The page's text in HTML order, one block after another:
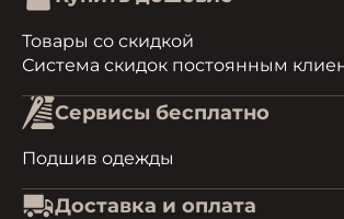
Товары со скидкой
Система скидок постоянным
Сервисы бесплатно
Подшив одежды
Доставка и оплата